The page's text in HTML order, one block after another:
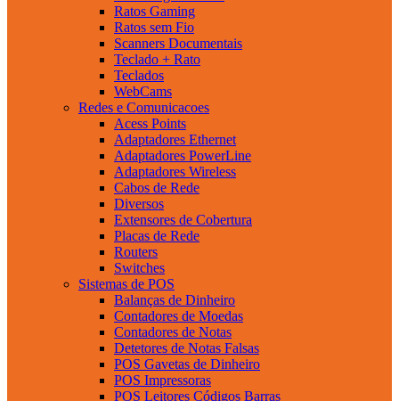
Ratos Gaming
Ratos sem Fio
Scanners Documentais
Teclado + Rato
Teclados
WebCams
Redes e Comunicacoes
Acess Points
Adaptadores Ethernet
Adaptadores PowerLine
Adaptadores Wireless
Cabos de Rede
Diversos
Extensores de Cobertura
Placas de Rede
Routers
Switches
Sistemas de POS
Balanças de Dinheiro
Contadores de Moedas
Contadores de Notas
Detetores de Notas Falsas
POS Gavetas de Dinheiro
POS Impressoras
POS Leitores Códigos Barras